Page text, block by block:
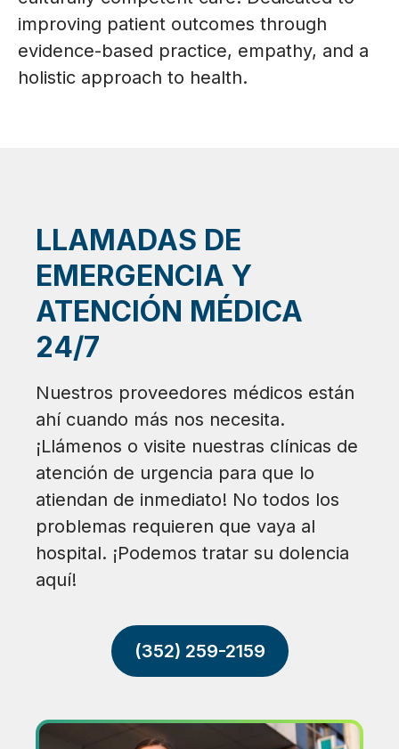
improving patient outcomes through
evidence-based practice, empathy, and a
holistic approach to health.
LLAMADAS DE
EMERGENCIA Y
ATENCIÓN MÉDICA
24/7
Nuestros proveedores médicos están
ahí cuando más nos necesita.
¡Llámenos o visite nuestras clínicas de
atención de urgencia para que lo
atiendan de inmediato! No todos los
problemas requieren que vaya al
hospital. ¡Podemos tratar su dolencia
aquí!
(352) 259-2159